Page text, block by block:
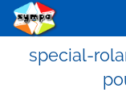
special-